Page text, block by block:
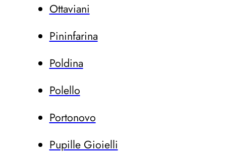
Ottaviani
Pininfarina
Poldina
Polello
Portonovo
Pupille Gioielli